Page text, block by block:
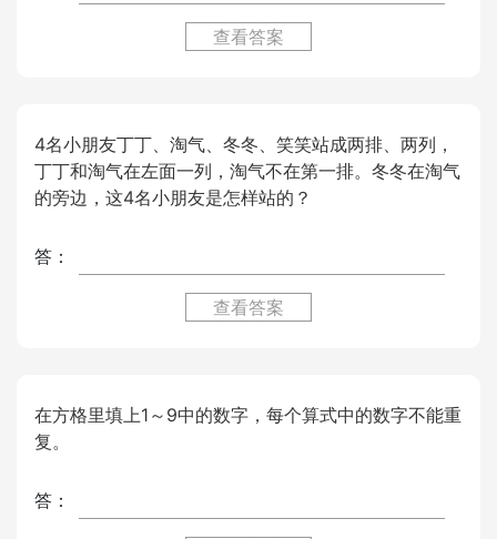
查看答案
4名小朋友丁丁、淘气、冬冬、笑笑站成两排、两列，
丁丁和淘气在左面一列，淘气不在第一排。冬冬在淘气
的旁边，这4名小朋友是怎样站的？
答：
查看答案
在方格里填上1～9中的数字，每个算式中的数字不能重
复。
答：